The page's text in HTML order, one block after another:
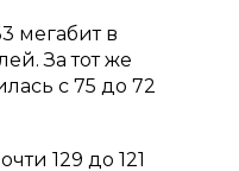
мегабит в
За тот же
с 75 до 72
129 до 121